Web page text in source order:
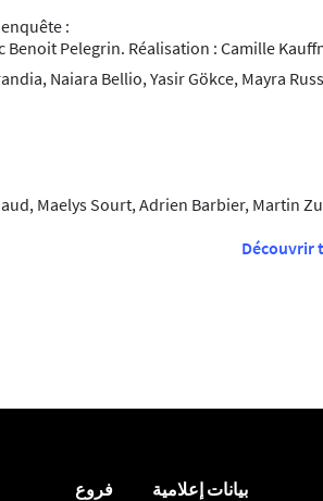
:
Benoit Pelegrin. Réalisation : Camille
Naiara Bellio, Yasir Gökce, Mayra
Maelys Sourt, Adrien Barbier, Martin
Découvrir
بيانات إعلامية فروع